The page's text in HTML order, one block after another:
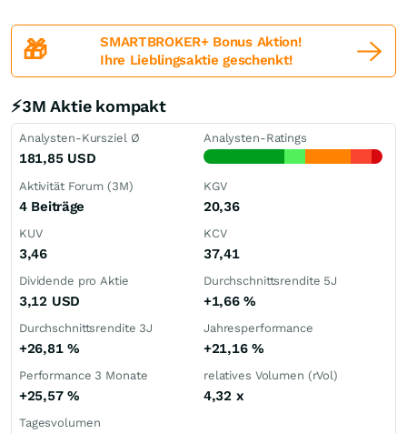
🎁
SMARTBROKER+ Bonus Aktion!
Ihre Lieblingsaktie geschenkt!
⚡3M Aktie kompakt
Analysten-Kursziel Ø
181,85 USD
Analysten-Ratings
Aktivität Forum (3M)
4 Beiträge
KGV
20,36
KUV
3,46
KCV
37,41
Dividende pro Aktie
3,12 USD
Durchschnittsrendite 5J
+1,66%
Durchschnittsrendite 3J
+26,81 %
Jahresperformance
+21,16 %
Performance 3 Monate
+25,57 %
relatives Volumen (rVol)
4,32 x
Tagesvolumen